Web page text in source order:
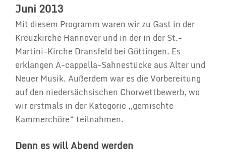
Juni 2013
Mit diesem Programm waren wir zu Gast in der
Kreuzkirche Hannover und in der in der St.-
Martini-Kirche Dransfeld bei Göttingen. Es
erklangen A-cappella-Sahnestücke aus Alter und
Neuer Musik. Außerdem war es die Vorbereitung
auf den niedersächsischen Chorwettbewerb, wo
wir erstmals in der Kategorie „gemischte
Kammerchöre“ teilnahmen.
Denn es will Abend werden